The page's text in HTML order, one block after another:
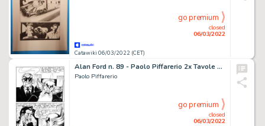
Catawiki 06/03/2022 (CET)
closed
06/03/2022
go premium
Alan Ford n. 89 - Paolo Piffarerio 2x Tavole Originali "Il Benefattore" - Page volante - Exemplaire unique - (1976)
Paolo Piffarerio
closed
06/03/2022
go premium